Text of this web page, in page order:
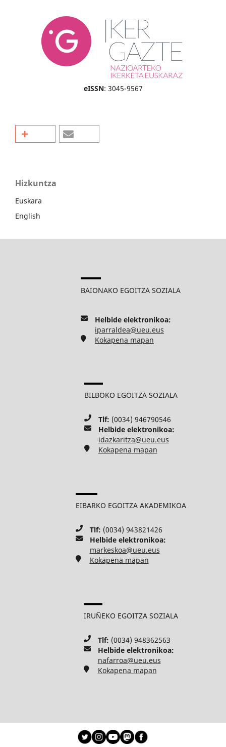
eISSN: 3045-9567
Hizkuntza
Euskara
English
BAIONAKO EGOITZA SOZIALA
Helbide elektronikoa:
iparraldea@ueu.eus
Kokapena mapan
BILBOKO EGOITZA SOZIALA
Tlf: (0034) 946790546
Helbide elektronikoa:
idazkaritza@ueu.eus
Kokapena mapan
EIBARKO EGOITZA AKADEMIKOA
Tlf: (0034) 943821426
Helbide elektronikoa:
markeskoa@ueu.eus
Kokapena mapan
IRUÑEKO EGOITZA SOZIALA
Tlf: (0034) 948362563
Helbide elektronikoa:
nafarroa@ueu.eus
Kokapena mapan